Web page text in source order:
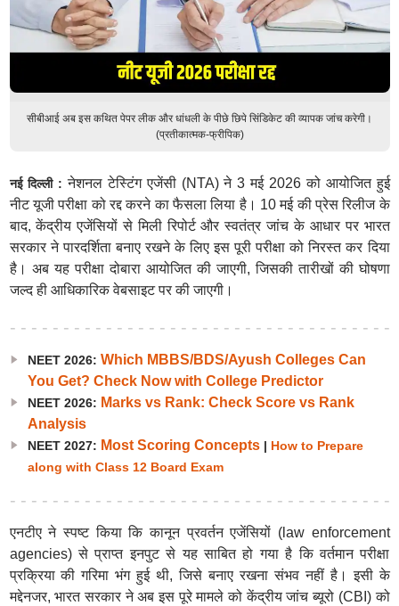
सीबीआई अब इस कथित पेपर लीक और धांधली के पीछे छिपे सिंडिकेट की व्यापक जांच करेगी।
(प्रतीकात्मक-फ्रीपिक)
नई दिल्ली :नेशनल टेस्टिंग एजेंसी (NTA) ने 3 मई 2026 को आयोजित हुई
नीट यूजी परीक्षा को रद्द करने का फैसला लिया है। 10 मई की प्रेस रिलीज के
बाद, केंद्रीय एजेंसियों से मिली रिपोर्ट और स्वतंत्र जांच के आधार पर भारत
सरकार ने पारदर्शिता बनाए रखने के लिए इस पूरी परीक्षा को निरस्त कर दिया
है। अब यह परीक्षा दोबारा आयोजित की जाएगी, जिसकी तारीखों की घोषणा
जल्द ही आधिकारिक वेबसाइट पर की जाएगी।
NEET 2026: Which MBBS/BDS/Ayush Colleges Can
You Get? Check Now with College Predictor
NEET 2026: Marks vs Rank: Check Score vs Rank
Analysis
NEET 2027: Most Scoring Concepts| How to Prepare
along with Class 12 Board Exam
एनटीए ने स्पष्ट किया कि कानून प्रवर्तन एजेंसियों (law enforcement
agencies) से प्राप्त इनपुट से यह साबित हो गया है कि वर्तमान परीक्षा
प्रक्रिया की गरिमा भंग हुई थी, जिसे बनाए रखना संभव नहीं है। इसी के
मद्देनजर, भारत सरकार ने अब इस पूरे मामले को केंद्रीय जांच ब्यूरो (CBI) को